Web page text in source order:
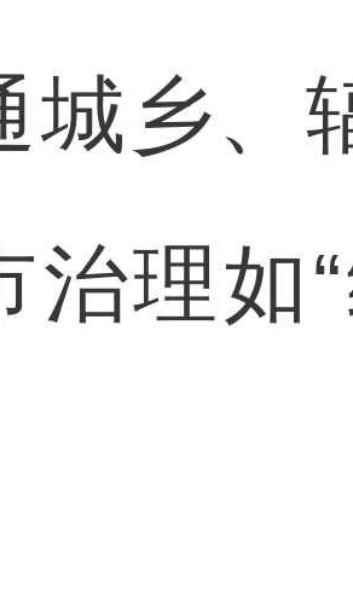
城乡、
治理如